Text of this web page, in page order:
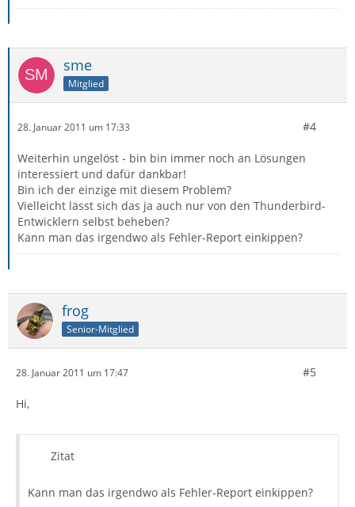
sme
Mitglied
28. Januar 2011 um 17:33 #4
Weiterhin ungelöst - bin bin immer noch an Lösungen
interessiert und dafür dankbar!
Bin ich der einzige mit diesem Problem?
Vielleicht lässt sich das ja auch nur von den Thunderbird-
Entwicklern selbst beheben?
Kann man das irgendwo als Fehler-Report einkippen?
frog
Senior-Mitglied
28. Januar 2011 um 17:47 #5
Hi,
Zitat
Kann man das irgendwo als Fehler-Report einkippen?